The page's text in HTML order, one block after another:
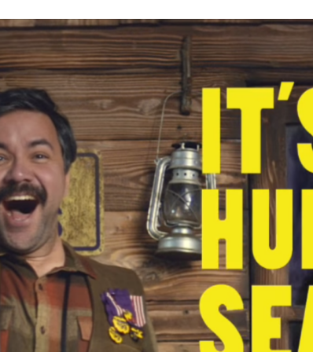
Purpose Marketing
Reputatie & crisis